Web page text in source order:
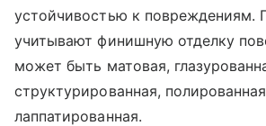
устойчивостью к повреждениям.
учитывают финишную отделку
может быть матовая,
структурированная,
лаппатированная.